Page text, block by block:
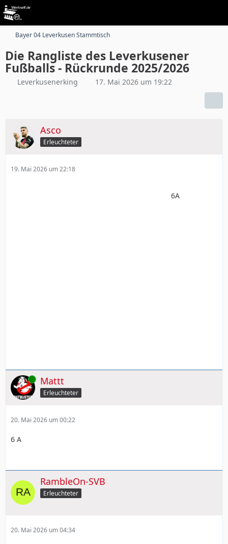
Bayer 04 Leverkusen Stammtisch
Die Rangliste des Leverkusener
Fußballs - Rückrunde 2025/2026
Leverkusenerking 17. Mai 2026 um 19:22
Asco
Erleuchteter
19. Mai 2026 um 22:18
6A
Online Mattt
Erleuchteter
20. Mai 2026 um 00:22
6 A
RambleOn-SVB
Erleuchteter
20. Mai 2026 um 04:34